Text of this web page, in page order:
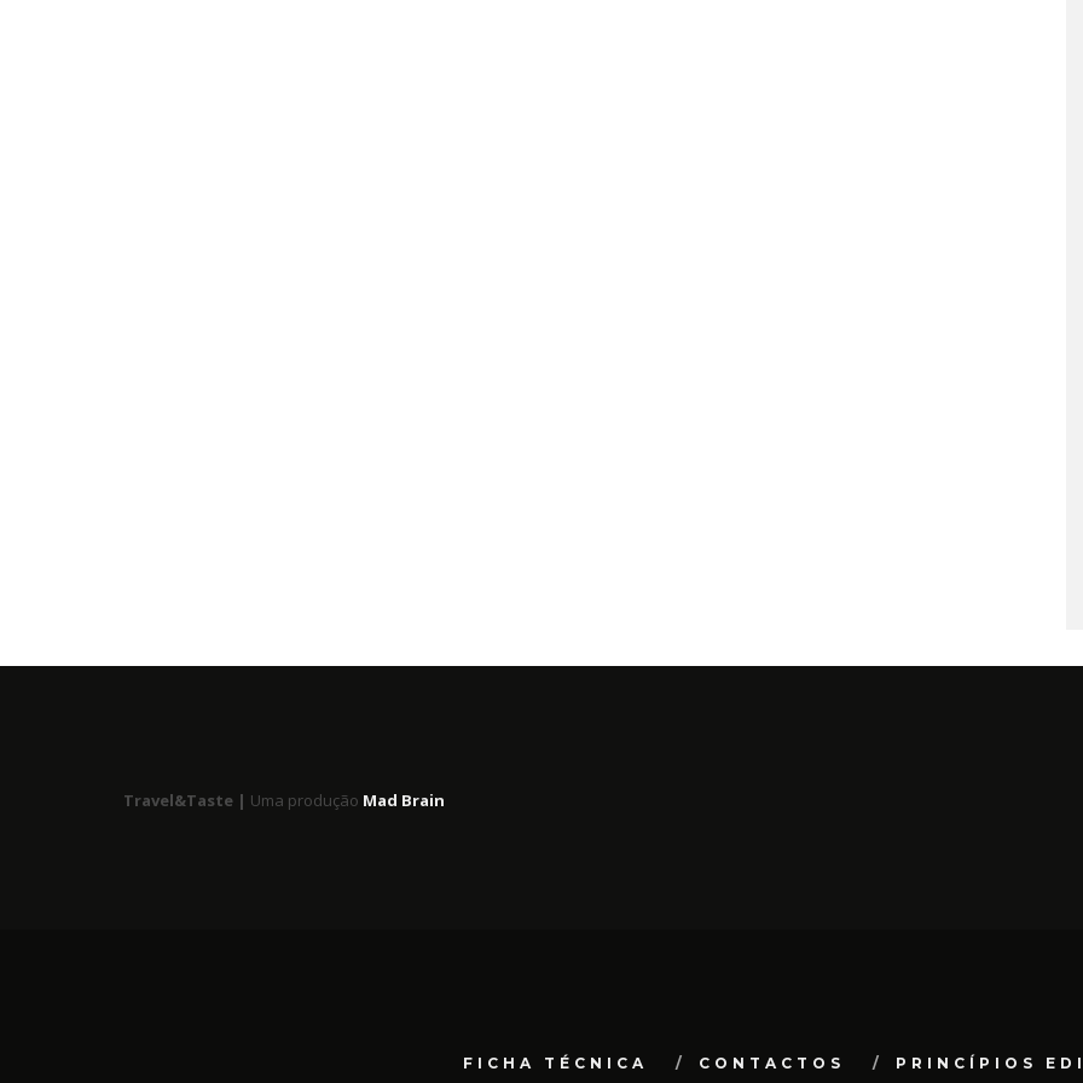
Travel&Taste | Uma produção Mad Brain
FICHA TÉCNICA CONTACTOS PRINCÍPIOS